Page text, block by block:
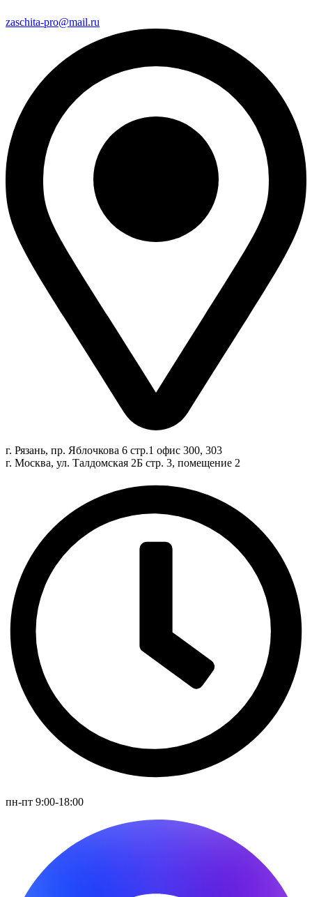
zaschita-pro@mail.ru
г. Рязань, пр. Яблочкова 6 стр.1 офис 300, 303
г. Москва, ул. Талдомская 2Б стр. 3, помещение 2
пн-пт 9:00-18:00